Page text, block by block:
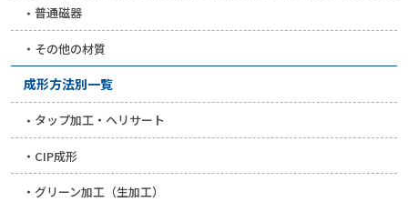
普通磁器
その他の材質
成形方法別一覧
タップ加工・ヘリサート
CIP成形
グリーン加工（生加工）